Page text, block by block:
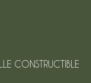
CONSTRUCTIBLE